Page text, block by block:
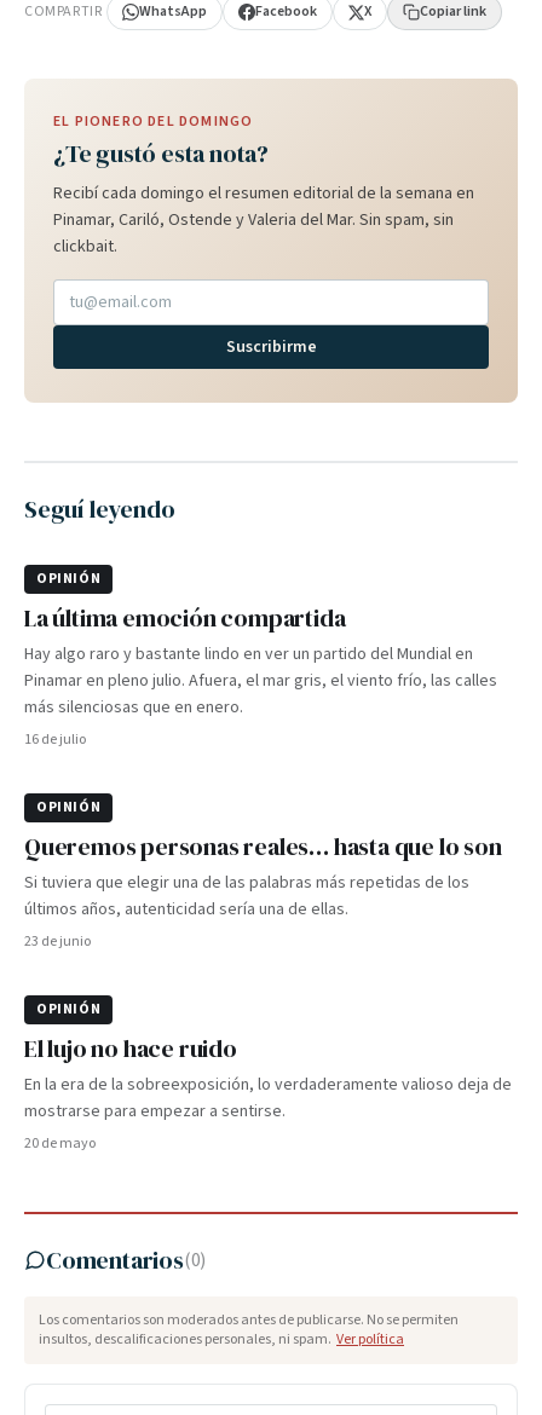
COMPARTIR WhatsApp Facebook X Copiar link
EL PIONERO DEL DOMINGO
¿Te gustó esta nota?
Recibí cada domingo el resumen editorial de la semana en
Pinamar, Cariló, Ostende y Valeria del Mar. Sin spam, sin
clickbait.
Suscribirme
Seguí leyendo
OPINIÓN
La última emoción compartida
Hay algo raro y bastante lindo en ver un partido del Mundial en
Pinamar en pleno julio. Afuera, el mar gris, el viento frío, las calles
más silenciosas que en enero.
16 de julio
OPINIÓN
Queremos personas reales… hasta que lo son
Si tuviera que elegir una de las palabras más repetidas de los
últimos años, autenticidad sería una de ellas.
23 de junio
OPINIÓN
El lujo no hace ruido
En la era de la sobreexposición, lo verdaderamente valioso deja de
mostrarse para empezar a sentirse.
20 de mayo
Comentarios(0)
Los comentarios son moderados antes de publicarse. No se permiten
insultos, descalificaciones personales, ni spam. Ver política